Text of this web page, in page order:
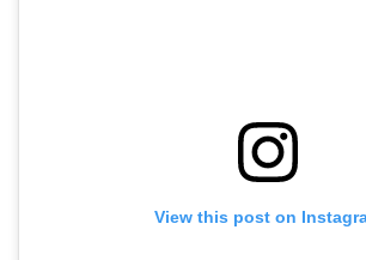
View this post on